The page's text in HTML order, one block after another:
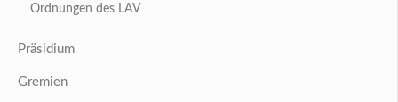
Ordnungen des LAV
Präsidium
Gremien